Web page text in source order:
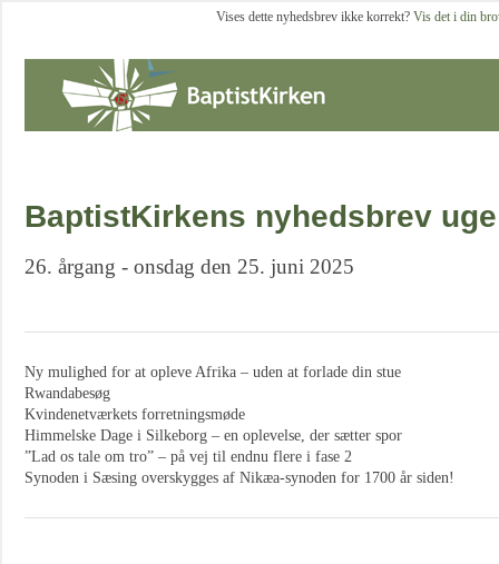
Vises dette nyhedsbrev ikke korrekt? Vis det i din
BaptistKirkens nyhedsbrev
26. årgang - onsdag den 25. juni 2025
Ny mulighed for at opleve Afrika – uden at forlade din stue
Rwandabesøg
Kvindenetværkets forretningsmøde
Himmelske Dage i Silkeborg – en oplevelse, der sætter spor
”Lad os tale om tro” – på vej til endnu flere i fase 2
Synoden i Sæsing overskygges af Nikæa-synoden for 1700 år siden!